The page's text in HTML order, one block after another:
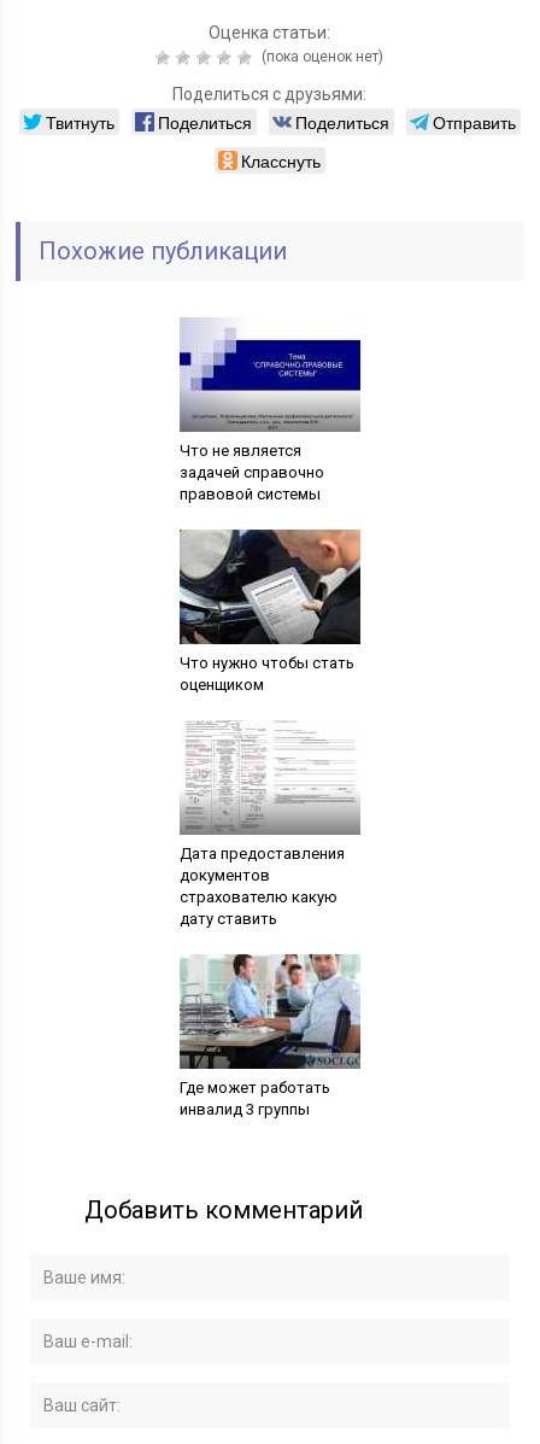
Оценка статьи:
(пока оценок нет)
Поделиться с друзьями:
Твитнуть Поделиться Поделиться
Отправить
Класснуть
Похожие публикации
Что не является
задачей справочно
правовой системы
Что нужно чтобы стать
оценщиком
Дата предоставления
документов
страхователю какую
дату ставить
Где может работать
инвалид 3 группы
Добавить комментарий